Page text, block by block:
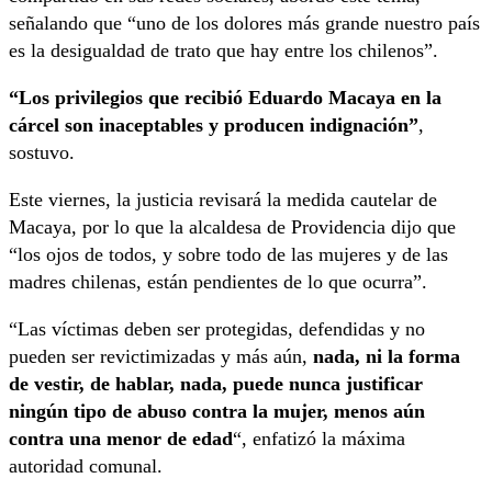
señalando que “uno de los dolores más grande nuestro país
es la desigualdad de trato que hay entre los chilenos”.
“Los privilegios que recibió Eduardo Macaya en la
cárcel son inaceptables y producen indignación”,
sostuvo.
Este viernes, la justicia revisará la medida cautelar de
Macaya, por lo que la alcaldesa de Providencia dijo que
“los ojos de todos, y sobre todo de las mujeres y de las
madres chilenas, están pendientes de lo que ocurra”.
“Las víctimas deben ser protegidas, defendidas y no
pueden ser revictimizadas y más aún, nada, ni la forma
de vestir, de hablar, nada, puede nunca justificar
ningún tipo de abuso contra la mujer, menos aún
contra una menor de edad“, enfatizó la máxima
autoridad comunal.